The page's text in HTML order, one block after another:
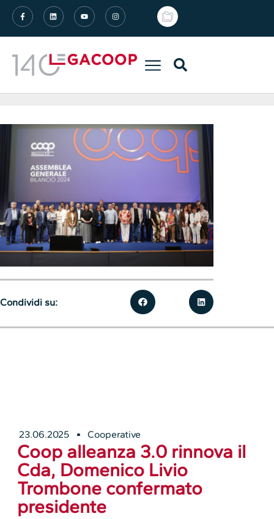
23.06.2025 Cooperative
Coop alleanza 3.0 rinnova il
Cda, Domenico Livio
Trombone confermato
presidente
Condividi su: